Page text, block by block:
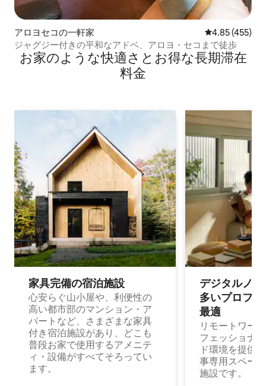
アロヨセコの一軒家 レビュー455
4.85 (455)
ジャグジー付きの平和なアドベ、アロヨ・セコまで徒歩
お家のような快⁠適⁠さ⁠とお⁠得⁠な長⁠期⁠滞⁠在
料⁠金
家具完備の宿⁠泊⁠施⁠設
心安らぐ山小屋や、利便性の
高い都市部のマンション・ア
パートなど、さまざまな家具
付き宿泊施設があり、どこも
普段お家で使用するアメニテ
ィ・設備がすべてそろってい
ます。
デジタルノ
多⁠いプ⁠ロ⁠フ⁠
最⁠適
リモートワー
フェッショナ
ド環境を提供
事専用スペー
施設です。